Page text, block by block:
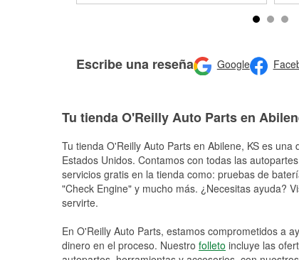
Escribe una reseña Google
Tu tienda O'Reilly Auto Parts en
Tu tienda O'Reilly Auto Parts en Abilene, KS es una
Estados Unidos. Contamos con todas las
servicios gratis en la tienda como: pruebas de
"Check Engine" y mucho más. ¿Necesitas ayuda?
servirte.
En O'Reilly Auto Parts, estamos comprometidos a
dinero en el proceso. Nuestro folleto incluye las